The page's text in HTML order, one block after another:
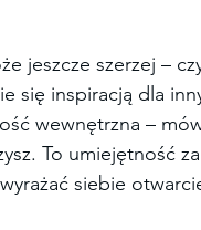
jeszcze szerzej –
się inspiracją dla
wewnętrzna –
To umiejętność
siebie